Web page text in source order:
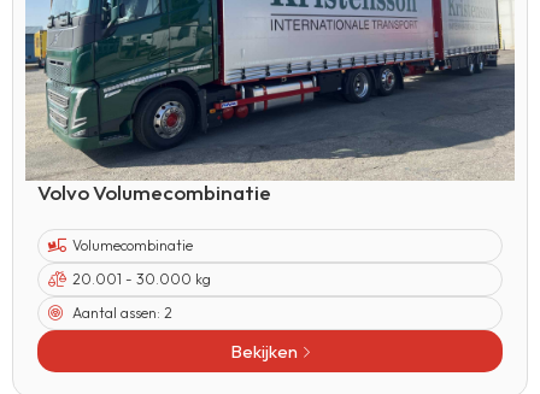
Volvo Volumecombinatie
Volumecombinatie
20.001 - 30.000 kg
Aantal assen: 2
Bekijken